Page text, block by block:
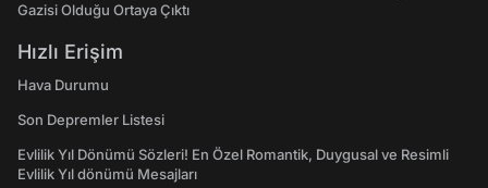
Gazisi Olduğu Ortaya Çıktı
Hızlı Erişim
Hava Durumu
Son Depremler Listesi
Evlilik Yıl Dönümü Sözleri! En Özel Romantik, Duygusal ve Resimli
Evlilik Yıl dönümü Mesajları